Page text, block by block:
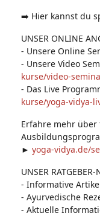
➡️ Hier kannst du
UNSER ONLINE
- Unsere Online
- Unsere Video
kurse/video-
- Das Live
kurse/yoga-vidya-
Erfahre mehr über
► yoga-vidya.de/
UNSER RATGEBER-
- Informative
- Ayurvedische
- Aktuelle